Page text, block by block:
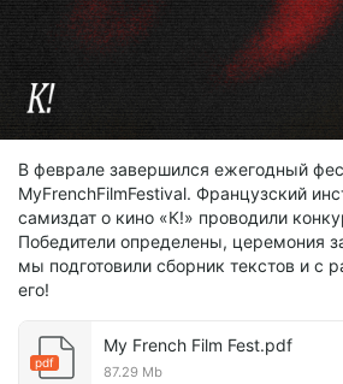
В феврале завершился ежегодный
MyFrenchFilmFestival. Французский
самиздат о кино «К!» проводили
Победители определены, церемония
мы подготовили сборник текстов и с
его!
pdf
My French Film Fest.pdf
87.29 Mb